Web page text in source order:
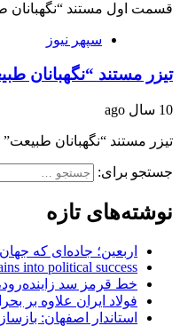
قسمت اول مستند “نگهبانان
سپهر نیوز
تیزر مستند “نگهبانان
10 سال ago
تیزر مستند “نگهبانان طبیعت” + فیلم
جستجو برای:
نوشته‌های تازه
اربعین؛ جاده‌ای که
into political success
خط قرمز سد زاینده‌رود، ۲۳۶ میلیون مترمکعب
فولاد ایران علاوه بر
استاندار اصفهان: